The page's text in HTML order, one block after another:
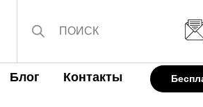
Блог Контакты